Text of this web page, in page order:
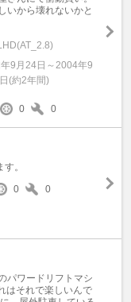
いから壊れないかと
9月24日～2004年9
(約2年間)
0 0
。
0 0
パワードリフトマシ
はそれで楽しいんで